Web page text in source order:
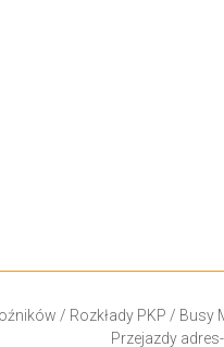
/ Rozkłady PKP / Busy
Przejazdy